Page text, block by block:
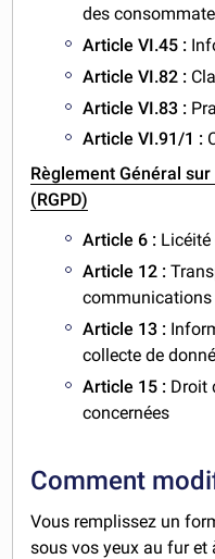
des
Article VI.45 :
Article VI.82 :
Article VI.83 :
Article VI.91/1 :
Règlement Général
(RGPD)
Article 6 :
Article 12 :
communications
Article 13 :
collecte de
Article 15 : Droit
concernées
Comment
Vous remplissez un
sous vos yeux au fur et